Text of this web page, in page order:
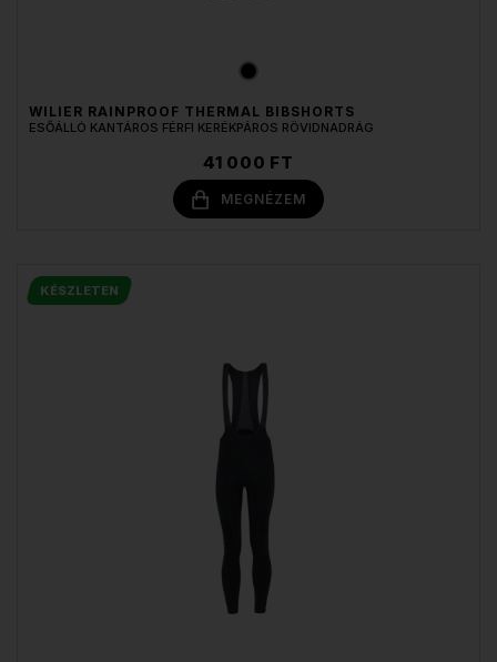
WILIER RAINPROOF THERMAL BIBSHORTS
ESŐÁLLÓ KANTÁROS FÉRFI KERÉKPÁROS RÖVIDNADRÁG
41 000 FT
MEGNÉZEM
KÉSZLETEN